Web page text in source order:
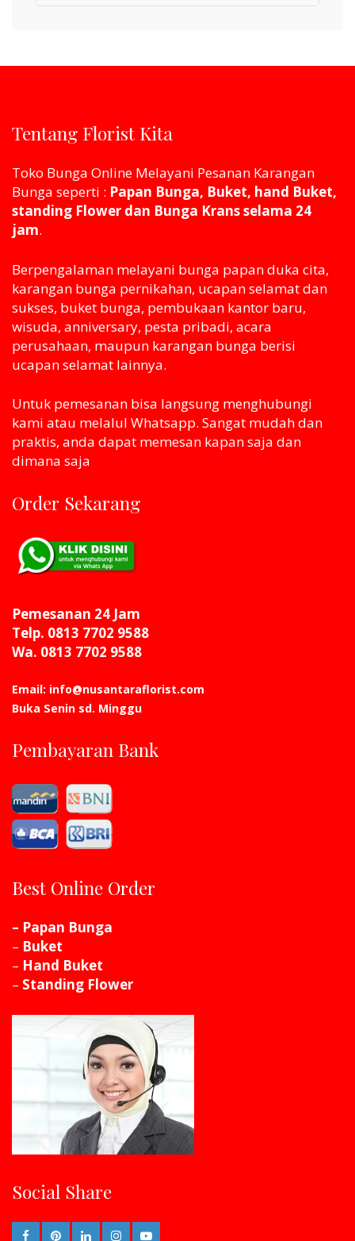
Tentang Florist Kita
Toko Bunga Online Melayani Pesanan Karangan
Bunga seperti : Papan Bunga, Buket, hand Buket,
standing Flower dan Bunga Krans selama 24
jam.
Berpengalaman melayani bunga papan duka cita,
karangan bunga pernikahan, ucapan selamat dan
sukses, buket bunga, pembukaan kantor baru,
wisuda, anniversary, pesta pribadi, acara
perusahaan, maupun karangan bunga berisi
ucapan selamat lainnya.
Untuk pemesanan bisa langsung menghubungi
kami atau melaluI Whatsapp. Sangat mudah dan
praktis, anda dapat memesan kapan saja dan
dimana saja
Order Sekarang
Pemesanan 24 Jam
Telp. 0813 7702 9588
Wa. 0813 7702 9588
Email: info@nusantaraflorist.com
Buka Senin sd. Minggu
Pembayaran Bank
Best Online Order
– Papan Bunga
– Buket
– Hand Buket
– Standing Flower
Social Share